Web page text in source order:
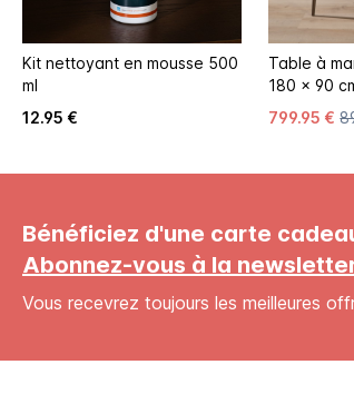
Kit nettoyant en mousse 500
ml
12.95 €
Table à
180 x 90
799.95 €
Bénéficiez d'une carte
Abonnez-vous à la
Vous recevrez toujours les meilleures